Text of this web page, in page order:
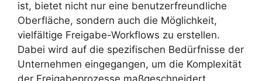
ist, bietet nicht nur eine benutzerfreundliche
Oberfläche, sondern auch die Möglichkeit,
vielfältige Freigabe-Workflows zu erstellen.
Dabei wird auf die spezifischen Bedürfnisse der
Unternehmen eingegangen, um die Komplexität